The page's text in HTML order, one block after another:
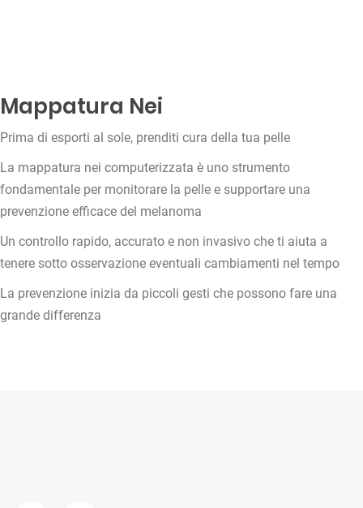
Mappatura Nei
Prima di esporti al sole, prenditi cura della tua pelle
La mappatura nei computerizzata è uno strumento
fondamentale per monitorare la pelle e supportare una
prevenzione efficace del melanoma
Un controllo rapido, accurato e non invasivo che ti aiuta a
tenere sotto osservazione eventuali cambiamenti nel tempo
La prevenzione inizia da piccoli gesti che possono fare una
grande differenza